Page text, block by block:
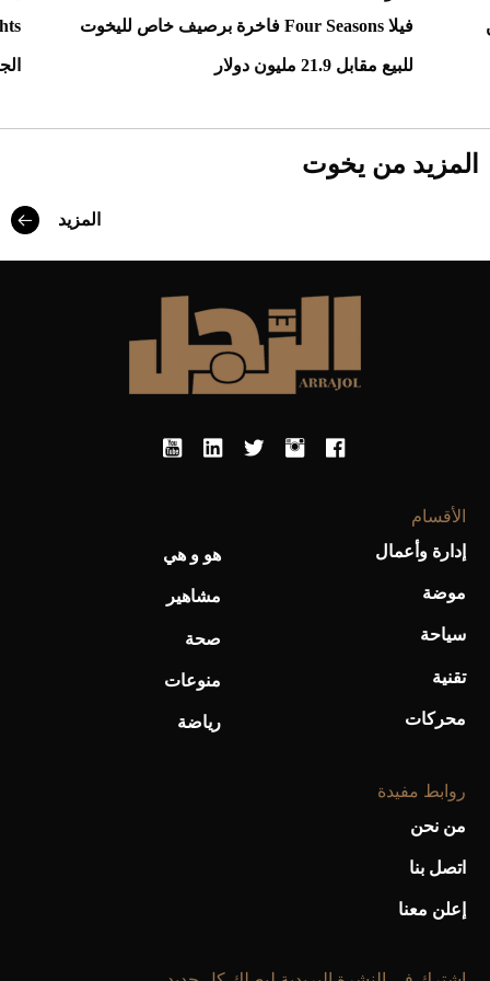
أفضل تدريج للشعر الطويل لإطلالة جريئة وعصرية
أحذية Mary Jane: ترف وأناقة للرجال
فيلا Four Seasons فاخرة برصيف خاص لليخوت
للبيع مقابل 21.9 مليون دولار
المزيد من يخوت
المزيد
الأقسام
إدارة وأعمال
موضة
سياحة
تقنية
محركات
هو و هي
مشاهير
صحة
منوعات
رياضة
روابط مفيدة
من نحن
اتصل بنا
إعلن معنا